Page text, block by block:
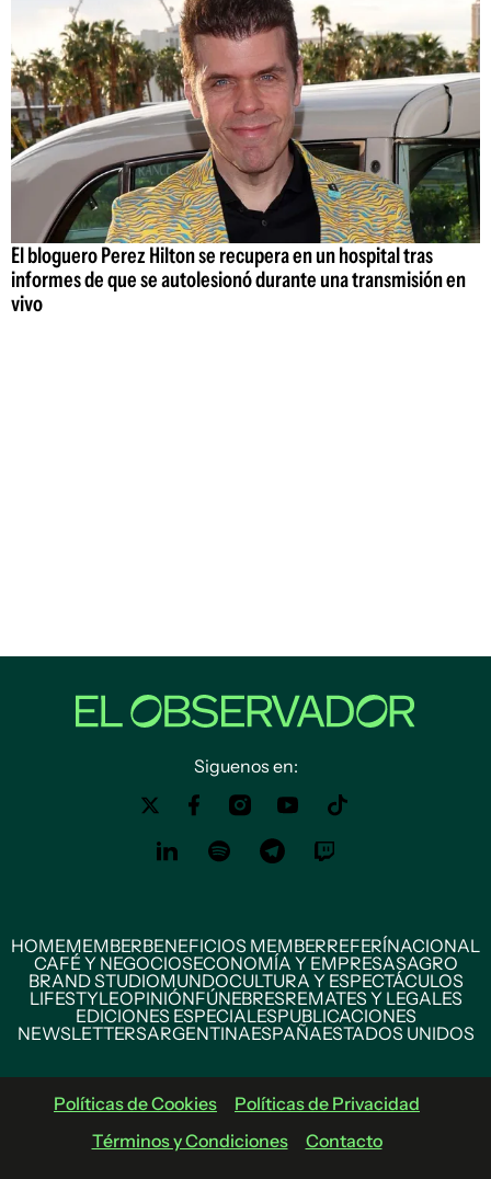
El bloguero Perez Hilton se recupera en un hospital tras
informes de que se autolesionó durante una transmisión en
vivo
Siguenos en:
HOMEMEMBERBENEFICIOS MEMBERREFERÍNACIONAL
CAFÉ Y NEGOCIOSECONOMÍA Y EMPRESASAGRO
BRAND STUDIOMUNDOCULTURA Y ESPECTÁCULOS
LIFESTYLEOPINIÓNFÚNEBRESREMATES Y LEGALES
EDICIONES ESPECIALESPUBLICACIONES
NEWSLETTERSARGENTINAESPAÑAESTADOS UNIDOS
Políticas de Cookies
Políticas de Privacidad
Términos y Condiciones
Contacto